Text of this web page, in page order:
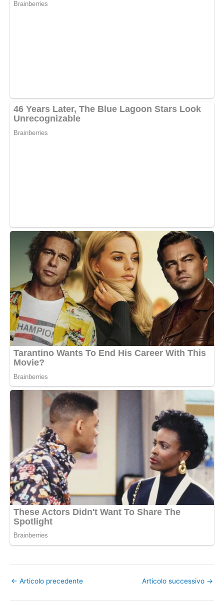
← Articolo precedente Articolo successivo →